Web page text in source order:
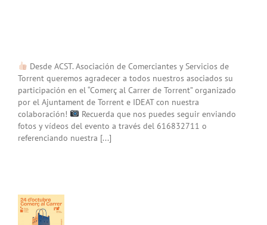
Desde ACST. Asociación de Comerciantes y Servicios de
Torrent queremos agradecer a todos nuestros asociados su
participación en el “Comerç al Carrer de Torrent” organizado
por el Ajuntament de Torrent e IDEAT con nuestra
colaboración!
Recuerda que nos puedes seguir enviando
fotos y vídeos del evento a través del 616832711 o
referenciando nuestra [...]